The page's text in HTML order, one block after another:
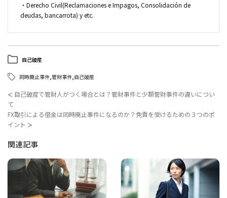
・Derecho Civil(Reclamaciones e Impagos, Consolidación de
deudas, bancarrota) y etc.
自己破産
同時廃止事件,管財事件,自己破産
＜ 自己破産で管財人がつく場合とは？管財事件と少額管財事件の違いについ
て
FX取引による借金は同時廃止事件になるのか？免責を受けるための３つのポ
イント ＞
関連記事